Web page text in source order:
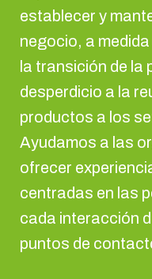
establecer y
negocio, a
la transición de la
desperdicio a la
productos a los
Ayudamos a las
ofrecer
centradas en las
cada interacción
puntos de